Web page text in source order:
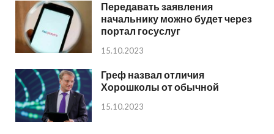
Передавать заявления
начальнику можно будет через
портал госуслуг
15.10.2023
Греф назвал отличия
Хорошколы от обычной
15.10.2023